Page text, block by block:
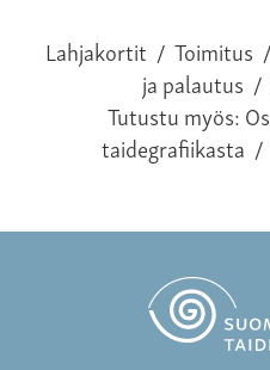
Lahjakortit / Toimitus /
ja palautus /
Tutustu myös:
taidegrafiikasta /